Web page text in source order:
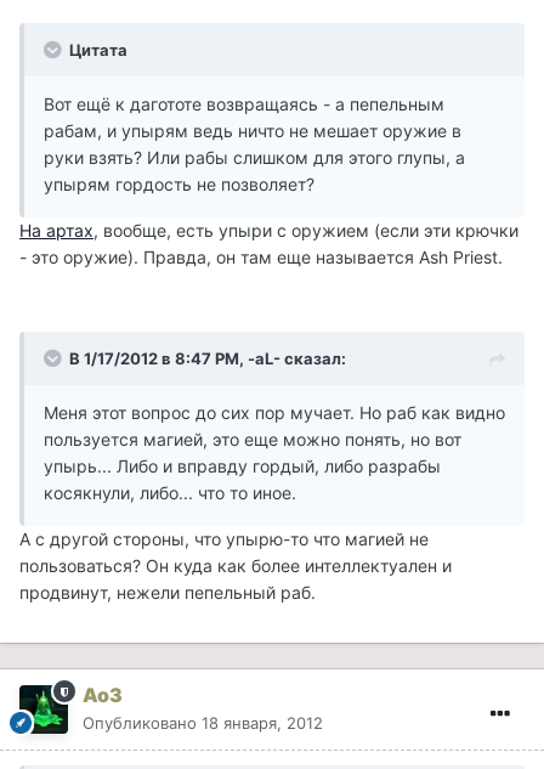
Цитата
Вот ещё к дагототе возвращаясь - а пепельным
рабам, и упырям ведь ничто не мешает оружие в
руки взять? Или рабы слишком для этого глупы, а
упырям гордость не позволяет?
На артах, вообще, есть упыри с оружием (если эти крючки
- это оружие). Правда, он там еще называется Ash Priest.
В 1/17/2012 в 8:47 PM, -aL- сказал:
Меня этот вопрос до сих пор мучает. Но раб как видно
пользуется магией, это еще можно понять, но вот
упырь... Либо и вправду гордый, либо разрабы
косякнули, либо... что то иное.
А с другой стороны, что упырю-то что магией не
пользоваться? Он куда как более интеллектуален и
продвинут, нежели пепельный раб.
Ao3
Опубликовано 18 января, 2012